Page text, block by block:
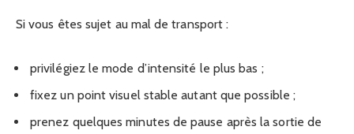
Si vous êtes sujet au mal de transport :
privilégiez le mode d’intensité le plus bas ;
fixez un point visuel stable autant que possible ;
prenez quelques minutes de pause après la sortie de